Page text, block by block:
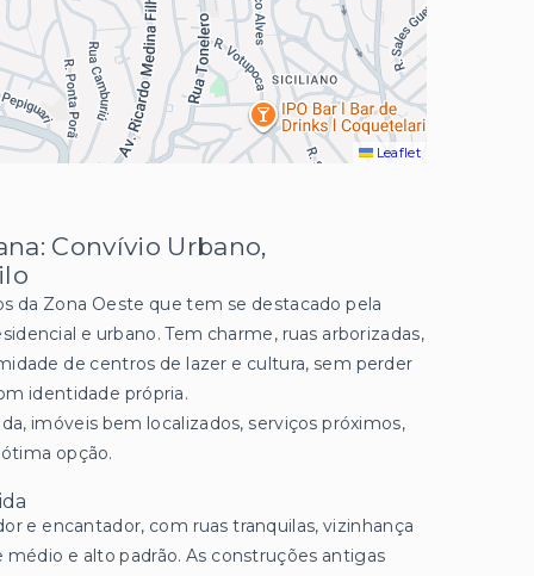
Leaflet
Convívio Urbano,
da Zona Oeste que tem se destacado pela
e urbano. Tem charme, ruas arborizadas,
de centros de lazer e cultura, sem perder
identidade própria.
imóveis bem localizados, serviços próximos,
opção.
e encantador, com ruas tranquilas, vizinhança
médio e alto padrão. As construções antigas